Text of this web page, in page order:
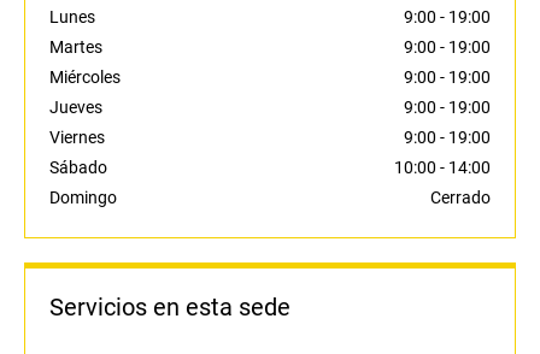
Lunes 9:00 - 19:00
Martes
9:00 - 19:00
Miércoles
9:00 - 19:00
Jueves
9:00 - 19:00
Viernes
9:00 - 19:00
Sábado
10:00 - 14:00
Domingo
Cerrado
Servicios en esta sede